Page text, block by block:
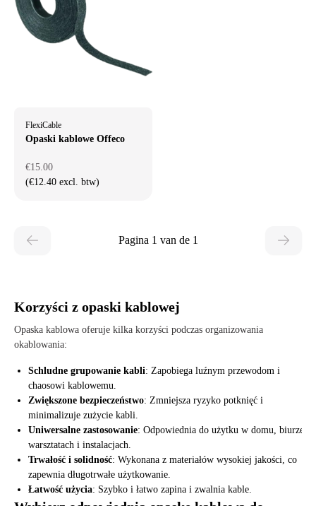
FlexiCable
Opaski kablowe Offeco
€15.00
(€12.40 excl. btw)
Pagina 1 van de 1
Korzyści z opaski kablowej
Opaska kablowa oferuje kilka korzyści podczas organizowania
okablowania:
Schludne grupowanie kabli: Zapobiega luźnym przewodom i
chaosowi kablowemu.
Zwiększone bezpieczeństwo: Zmniejsza ryzyko potknięć i
minimalizuje zużycie kabli.
Uniwersalne zastosowanie: Odpowiednia do użytku w domu, biurze,
warsztatach i instalacjach.
Trwałość i solidność: Wykonana z materiałów wysokiej jakości, co
zapewnia długotrwałe użytkowanie.
Łatwość użycia: Szybko i łatwo zapina i zwalnia kable.